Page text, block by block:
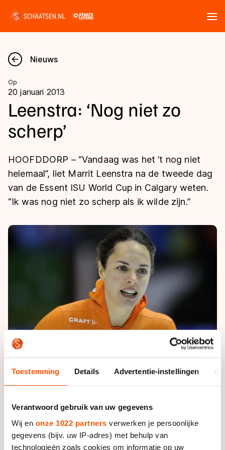
Toestemming Details Advertentie-instellingen
Verantwoord gebruik van uw gegevens
Wij en onze 1022 partners verwerken je persoonlijke
gegevens (bijv. uw IP-adres) met behulp van
technologieën zoals cookies om informatie op uw
Nieuws
Kalender
Disciplines
Langebaan
Shorttrack
Inlineskaten
Kunstschaatsen
Schoonrijden
Uitslagen
Langebaan
Shorttrack
Inlineskaten
Tijden & historie
Persoonlijke records & tijden
De weg op
Inschrijven wedstrijden
Algemene Nederlandse Schaatstijd
Deze zomer de weg op
Waar kan ik schaatsen en skaten?
Schaatsfans
Alles voor jou als schaatsfan
Livestreams
Word schaatsfan!
Winacties
Olympische Spelen
Olympische Spelen
Medaillespiegel
Olympische uitslagen
Van Jong tot Goud verhalen
Nieuws
Op
20 januari 2013
Leenstra: ‘Nog niet zo
scherp’
HOOFDDORP – “Vandaag was het ’t nog niet
helemaal”, liet Marrit Leenstra na de tweede dag
van de Essent ISU World Cup in Calgary weten.
“Ik was nog niet zo scherp als ik wilde zijn.”